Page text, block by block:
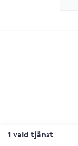
1 vald tjänst